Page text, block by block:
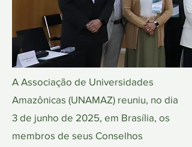
A Associação de Universidades
Amazônicas (UNAMAZ) reuniu, no dia
3 de junho de 2025, em Brasília, os
membros de seus Conselhos